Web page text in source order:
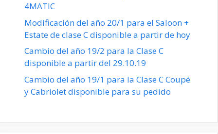
4MATIC
Modificación del año 20/1 para el Saloon +
Estate de clase C disponible a partir de hoy
Cambio del año 19/2 para la Clase C
disponible a partir del 29.10.19
Cambio del año 19/1 para la Clase C Coupé
y Cabriolet disponible para su pedido